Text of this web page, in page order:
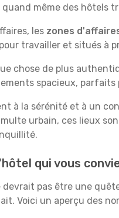
même des hôtels
les zones
travailler et situés à
chose de plus
spacieux,
à la sérénité et à un
urbain, ces lieux
qui vous
pas être une
Voici un aperçu des